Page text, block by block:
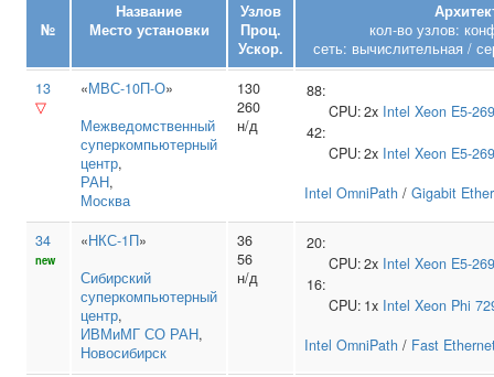
№
Название
Место установки
Узлов
Проц.
Ускор.
кол-во узлов:
сеть: вычислительная /
13
▽
«МВС-10П-О»
Межведомственный
суперкомпьютерный
центр,
РАН,
Москва
130
260
н/д
88:
CPU:2x Intel Xeon E5-
42:
CPU:2x Intel Xeon E5-
Intel OmniPath / Gigabit
34
new
«НКС-1П»
Сибирский
суперкомпьютерный
центр,
ИВМиМГ СО РАН,
Новосибирск
36
56
н/д
20:
CPU:2x Intel Xeon E5-
16:
CPU: 1x Intel Xeon Phi
Intel OmniPath / Fast